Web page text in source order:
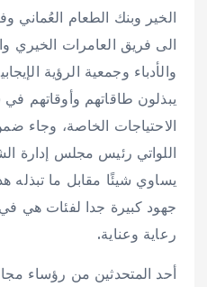
الخير وبنك الطعام العُماني
الى فريق العامرات الخيري
والأدباء وجمعية الرؤية
يبذلون طاقاتهم وأوقاتهم
الاحتياجات الخاصة، وجاء
اللواتي رئيس مجلس إدارة
يساوي شيئًا مقابل ما تبذله
جهود كبيرة جدا لفئات هي
رعاية وعناية.
أحد المتحدثين من رؤساء